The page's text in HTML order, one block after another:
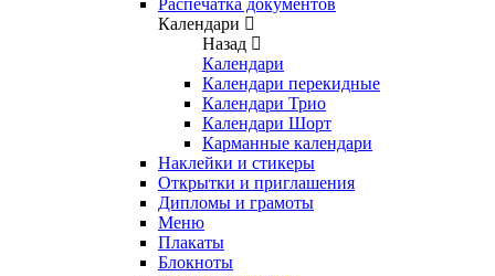
Распечатка документов
Календари
Назад
Календари
Календари перекидные
Календари Трио
Календари Шорт
Карманные календари
Наклейки и стикеры
Открытки и приглашения
Дипломы и грамоты
Меню
Плакаты
Блокноты